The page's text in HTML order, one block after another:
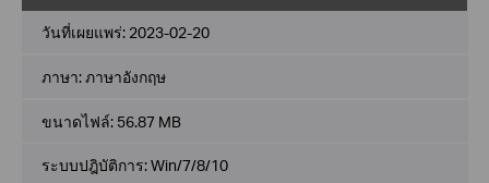
วันที่เผยแพร่: 2023-02-20
ภาษา:ภาษาอังกฤษ
ขนาดไฟล์: 56.87 MB
ระบบปฎิบัติการ: Win/7/8/10